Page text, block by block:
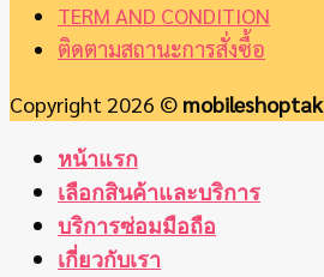
TERM AND CONDITION
ติดตามสถานะการสั่งซื้อ
Copyright 2026 © mobileshoptak
หน้าแรก
เลือกสินค้าและบริการ
บริการซ่อมมือถือ
เกี่ยวกับเรา